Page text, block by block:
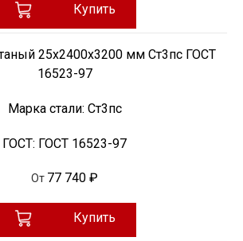
Купить
25х2400х3200 мм Ст3пс ГОСТ
16523-97
Марка стали: Ст3пс
ГОСТ: ГОСТ 16523-97
От 77 740 ₽
Купить